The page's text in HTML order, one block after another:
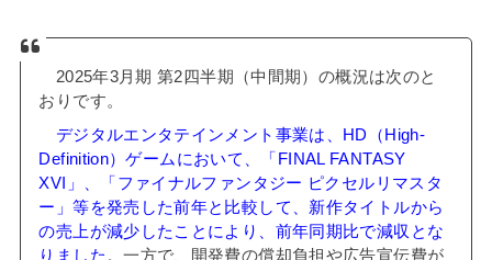
2025年3月期 第2四半期（中間期）の概況は次のと
おりです。
デジタルエンタテインメント事業は、HD（High-
Definition）ゲームにおいて、「FINAL FANTASY
XVI」、「ファイナルファンタジー ピクセルリマスタ
ー」等を発売した前年と比較して、新作タイトルから
の売上が減少したことにより、前年同期比で減収とな
りました 。一方で、開発費の償却負担や広告宣伝費が